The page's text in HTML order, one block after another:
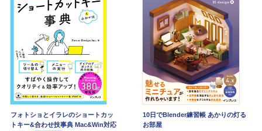
フォトショとイラレのショートカッ
トキー&合わせ技事典 Mac&Win対応
10日でBlender練習帳 あかりの灯る
お部屋